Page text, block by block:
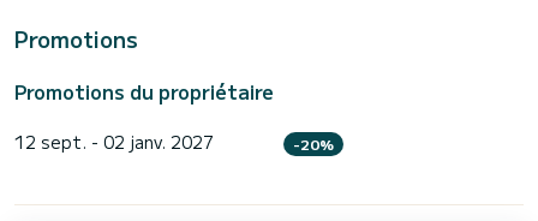
Promotions
Promotions du propriétaire
12 sept. - 02 janv. 2027 -20%